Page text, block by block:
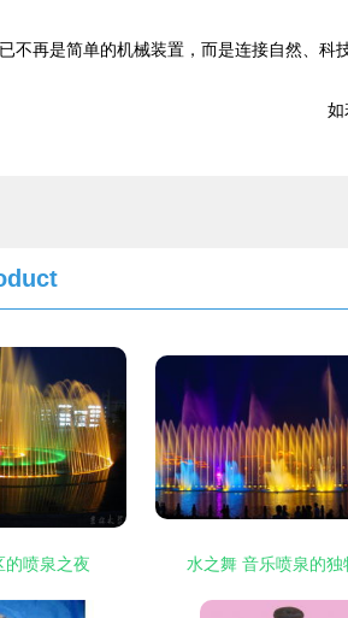
不再是简单的机械装置，而是连接自然、科
如
的喷泉之夜 水之舞 音乐喷泉的独